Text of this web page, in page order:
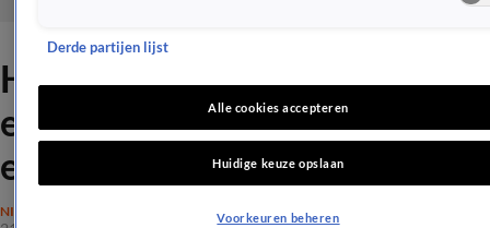
Huwelijksceremonie Lopez
en Affleck was 'heel
emotioneel'
NIEUWS
Derde partijen lijst
Alle cookies accepteren
Huidige keuze opslaan
Voorkeuren beheren